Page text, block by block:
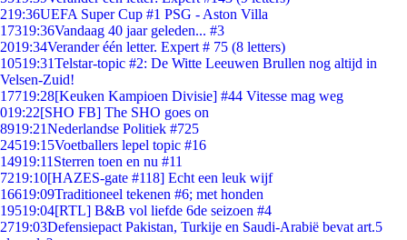
219:36UEFA Super Cup #1 PSG - Aston Villa
17319:36Vandaag 40 jaar geleden... #3
2019:34Verander één letter. Expert # 75 (8 letters)
10519:31Telstar-topic #2: De Witte Leeuwen Brullen nog altijd in
Velsen-Zuid!
17719:28[Keuken Kampioen Divisie] #44 Vitesse mag weg
019:22[SHO FB] The SHO goes on
8919:21Nederlandse Politiek #725
24519:15Voetballers lepel topic #16
14919:11 Sterren toen en nu #11
7219:10[HAZES-gate #118] Echt een leuk wijf
16619:09Traditioneel tekenen #6; met honden
19519:04[RTL] B&B vol liefde 6de seizoen #4
2719:03Defensiepact Pakistan, Turkije en Saudi-Arabië bevat art.5